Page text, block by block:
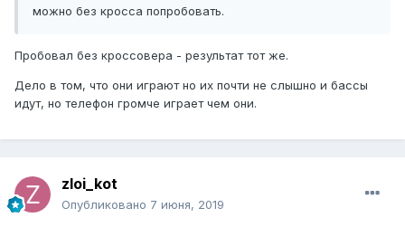
можно без кросса попробовать.
Пробовал без кроссовера - результат тот же.
Дело в том, что они играют но их почти не слышно и бассы
идут, но телефон громче играет чем они.
zloi_kot
Опубликовано 7 июня, 2019